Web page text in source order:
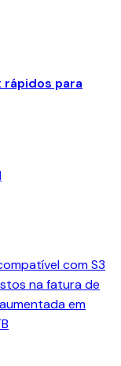
rápidos para
com S3
na fatura de
em